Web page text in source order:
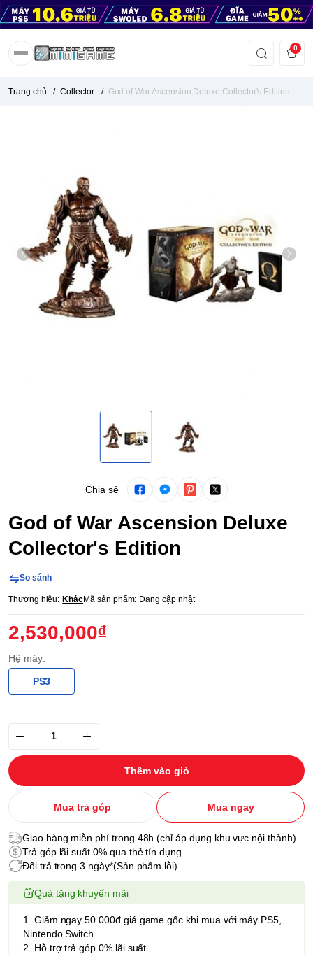
0
Trang chủ / Collector / God of War Ascension Deluxe Collector's Edition
Chia sẻ
God of War Ascension Deluxe
Collector's Edition
So sánh
Thương hiệu: KhácMã sản phẩm: Đang cập nhật
2,530,000₫
Hệ máy:
PS3
Thêm vào giỏ
Mua trả góp Mua ngay
Giao hàng miễn phí trong 48h (chỉ áp dụng khu vực nội thành)
Trả góp lãi suất 0% qua thẻ tín dụng
Đổi trả trong 3 ngày*(Sản phẩm lỗi)
Quà tặng khuyến mãi
1. Giảm ngay 50.000đ giá game gốc khi mua với máy PS5,
Nintendo Switch
2. Hỗ trợ trả góp 0% lãi suất